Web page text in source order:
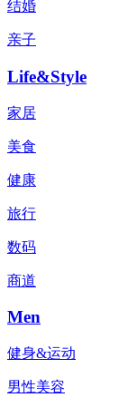
结婚
亲子
Life&Style
家居
美食
健康
旅行
数码
商道
Men
健身&运动
男性美容